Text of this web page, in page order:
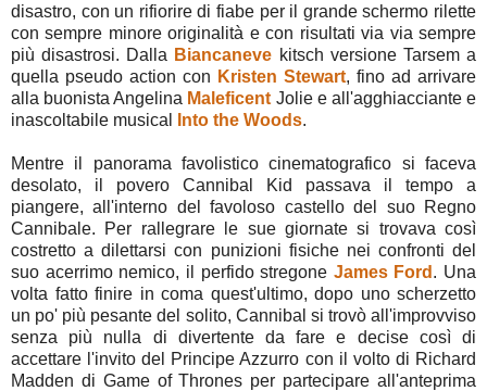
disastro, con un rifiorire di fiabe per il grande schermo rilette
con sempre minore originalità e con risultati via via sempre
più disastrosi. Dalla Biancaneve kitsch versione Tarsem a
quella pseudo action con Kristen Stewart, fino ad arrivare
alla buonista Angelina Maleficent Jolie e all'agghiacciante e
inascoltabile musical
Into the Woods.
Mentre il panorama favolistico cinematografico si faceva
desolato, il povero Cannibal Kid passava il tempo a
piangere, all'interno del favoloso castello del suo Regno
Cannibale. Per rallegrare le sue giornate si trovava così
costretto a dilettarsi con punizioni fisiche nei confronti del
suo acerrimo nemico, il perfido stregone James Ford . Una
volta fatto finire in coma quest'ultimo, dopo uno scherzetto
un po' più pesante del solito, Cannibal si trovò all'improvviso
senza più nulla di divertente da fare e decise così di
accettare l'invito del Principe Azzurro con il volto di Richard
Madden di Game of Thrones per partecipare all'anteprima